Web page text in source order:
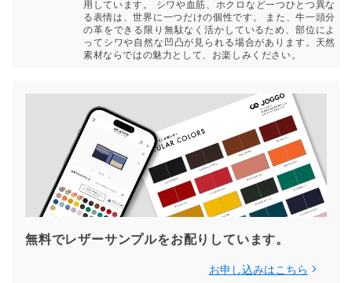
用しています。 シワや血筋、ホクロなど一つひとつ異な
る表情は、世界に一つだけの個性です。 また、牛一頭分
の革をできる限り無駄なく活かしているため、部位によ
ってシワや自然な凹凸が見られる場合があります。天然
素材ならではの魅力として、お楽しみください。
無料でレザーサンプルをお配りしています。
お申し込みはこちら